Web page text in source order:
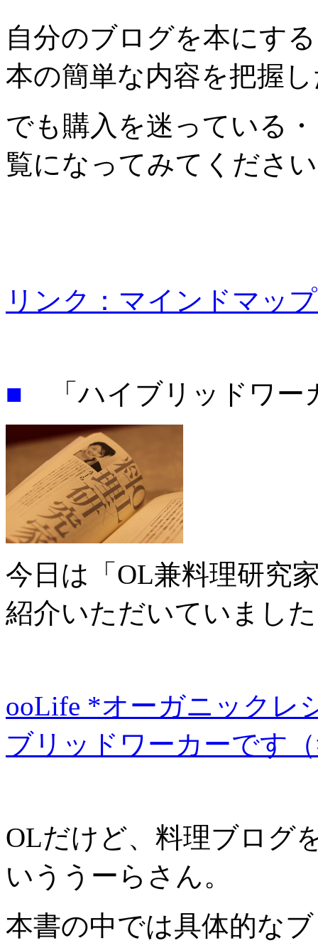
自分のブログを本にす
本の簡単な内容を把握
でも購入を迷っている
覧になってみてくださ
リンク：マインドマッ
■ 「ハイブリッドワー
今日は「OL兼料理研究
紹介いただいていまし
ooLife *オーガニック
ブリッドワーカーです
OLだけど、料理ブログ
いううーらさん。
本書の中では具体的な